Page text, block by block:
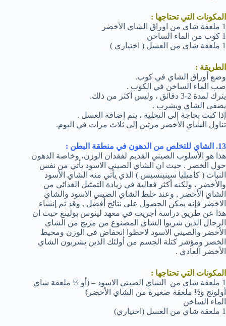
المكونات التي تحتاجها :
1 ملعقة شاي من اوراق الشاي الأخضر
1 كوب من الماء الساخن
1 ملعقة شاي من العسل ( اختياري )
الطريقة :
وضع أوراق الشاي في كوب.
صب الماء الساخن في الكوب .
يترك لمدة 2-3 دقائق ، وليس أكثر من ذلك.
يصفى الشاي ويشرب .
إذا كنت بحاجة إلى التحلية ، يتم إضافة العسل .
تناول الشاي الأخضر مرتين إلى ثلاث مرات في اليوم.
13. الشاي للتخلص من الدهون في منطقة البطن :
هذا هو الأسلوب الصيني القديم لفقدان الوزن، وخاصة الدهون
حول الخصر . حيث ان الشاي الصيني الاسود يأتي من نفس
النبات ( كاميليا سينينسيس ) الذي يأتي منه الشاي الأسود
والأخضر ، ولكنه أكثر فعالية في زيادة التمثيل الغذائي من
الشاي الأخضر , وعند خلط الشاي الصيني الاسود والشاي
الاخضر فإنه يمكن الحصول على نتائج أفضل , وقد تم إنشاء
هذا عن طريق دراسة أجريت في معهد لينوس بولينغ حيث ان
الرجال الذين شربوا الشاي المصنوع من مزيج من الشاي
الأخضر والصيني الاسود لاحظوا انخفاض في الوزن ومحيط
الخصر ومؤشر كتلة الجسم من أولئك الذين يشربون الشاي
الأخضر العادي .
المكونات التي تحتاجها :
1 ملعقة شاي من الشاي الصيني الاسود – (أو ½ ملعقة شاي
أولونج و½ ملعقة صغيرة من الشاي الأخضر)
الماء الساخن
1 ملعقة شاي من العسل (اختياري)